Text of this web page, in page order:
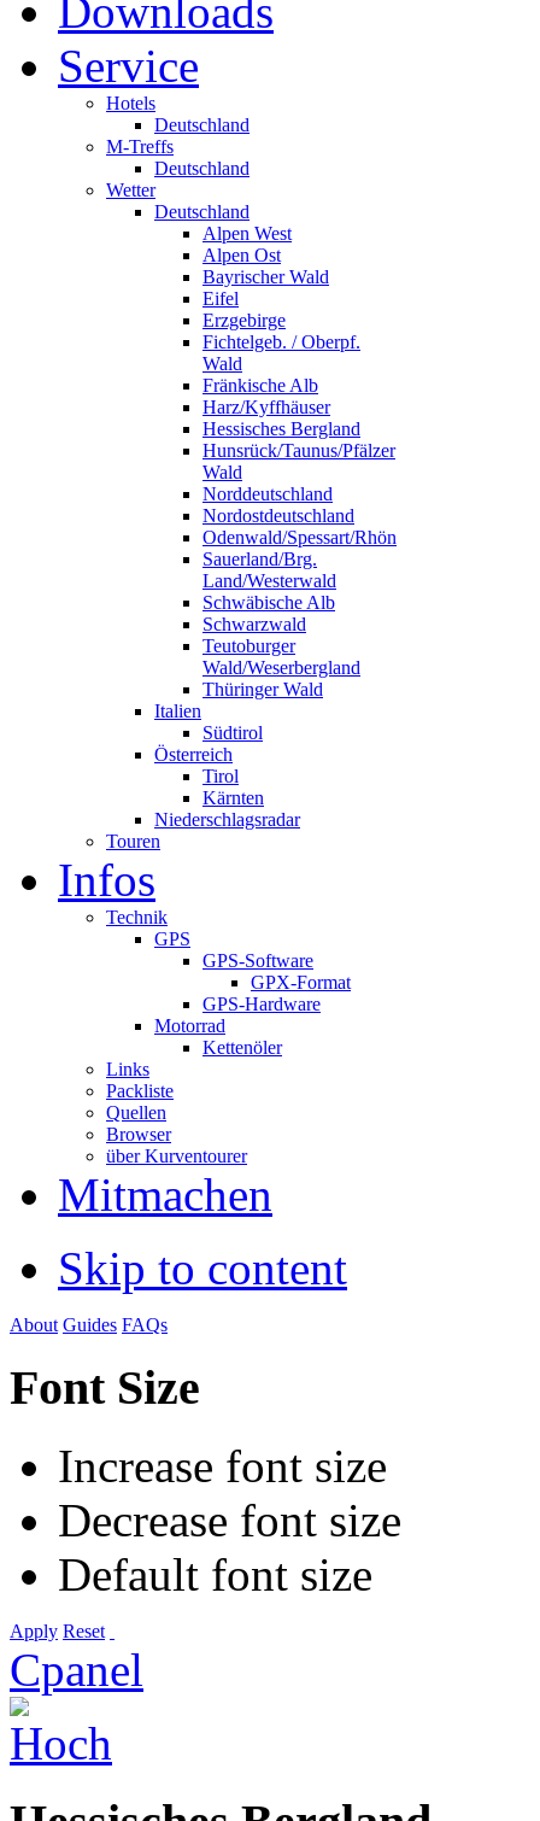
Downloads
Service
Hotels
Deutschland
M-Treffs
Deutschland
Wetter
Deutschland
Alpen West
Alpen Ost
Bayrischer Wald
Eifel
Erzgebirge
Fichtelgeb. / Oberpf.
Wald
Fränkische Alb
Harz/Kyffhäuser
Hessisches Bergland
Hunsrück/Taunus/Pfälzer
Wald
Norddeutschland
Nordostdeutschland
Odenwald/Spessart/Rhön
Sauerland/Brg.
Land/Westerwald
Schwäbische Alb
Schwarzwald
Teutoburger
Wald/Weserbergland
Thüringer Wald
Italien
Südtirol
Österreich
Tirol
Kärnten
Niederschlagsradar
Touren
Infos
Technik
GPS
GPS-Software
GPX-Format
GPS-Hardware
Motorrad
Kettenöler
Links
Packliste
Quellen
Browser
über Kurventourer
Mitmachen
Skip to content
About Guides FAQs
Font Size
Increase font size
Decrease font size
Default font size
Apply Reset
Cpanel